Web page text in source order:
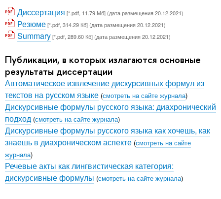
Диссертация [*.pdf, 11.79 Мб] (дата размещения 20.12.2021)
Резюме[*.pdf, 314.29 Кб] (дата размещения 20.12.2021)
Summary[*.pdf, 289.60 Кб] (дата размещения 20.12.2021)
Публикации, в которых излагаются основные
результаты диссертации
Автоматическое извлечение дискурсивных формул из
текстов на русском языке (смотреть на сайте журнала)
Дискурсивные формулы русского языка: диахронический
подход (смотреть на сайте журнала)
Дискурсивные формулы русского языка как хочешь, как
знаешь в диахроническом аспекте (смотреть на сайте
журнала)
Речевые акты как лингвистическая категория:
дискурсивные формулы (смотреть на сайте журнала)